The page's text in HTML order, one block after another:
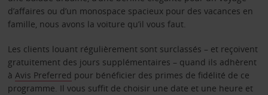
d’affaires ou d’un monospace spacieux pour des vacances en
famille, nous avons la voiture qu’il vous faut.
Les clients louant régulièrement sont surclassés – et reçoivent
gratuitement des jours supplémentaires – quand ils adhèrent
à Avis Preferred pour bénéficier des primes de fidélité de ce
programme. Il vous suffit de choisir une date et une heure et